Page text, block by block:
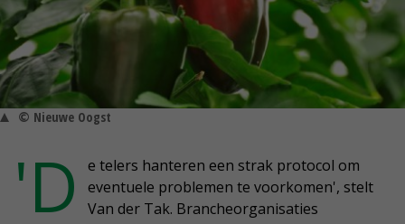
© Nieuwe Oogst
'D
e telers hanteren een strak protocol om
eventuele problemen te voorkomen', stelt
Van der Tak. Brancheorganisaties